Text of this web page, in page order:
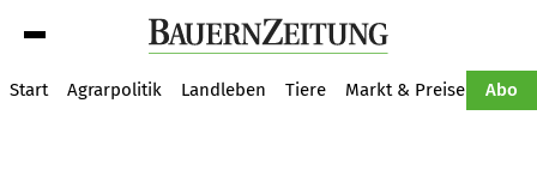
Start Agrarpolitik Landleben Tiere Markt & Preise Abo